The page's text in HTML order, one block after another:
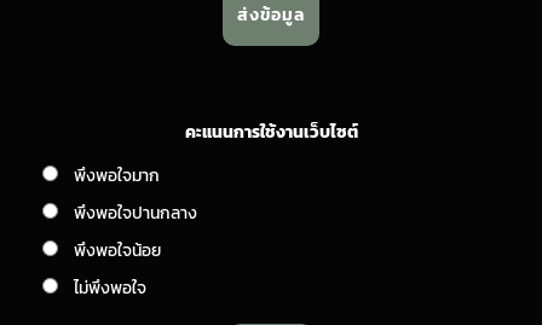
คะแนนการใช้งานเว็บไซต์
พึงพอใจมาก
พึงพอใจปานกลาง
พึงพอใจน้อย
ไม่พึงพอใจ